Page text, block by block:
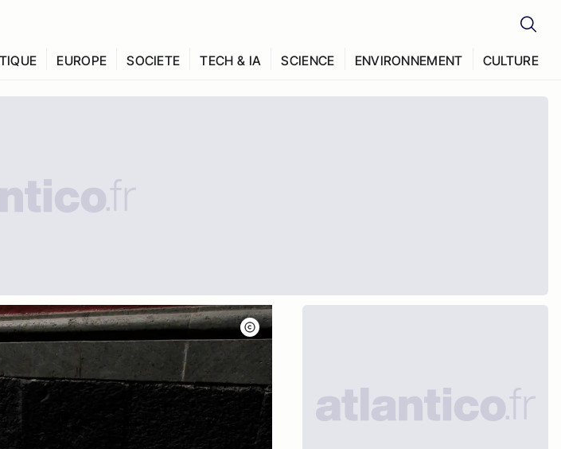
EUROPE SOCIETE TECH & IA SCIENCE ENVIRONNEMENT CULTURE